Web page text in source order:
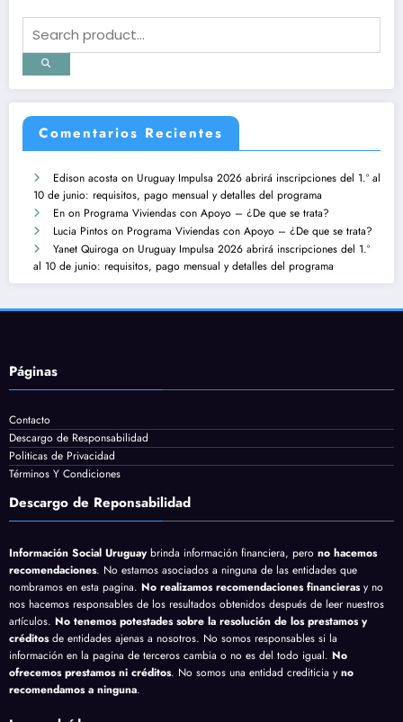
Comentarios Recientes
Edison acosta on Uruguay Impulsa 2026 abrirá inscripciones del 1.º al
10 de junio: requisitos, pago mensual y detalles del programa
En on Programa Viviendas con Apoyo – ¿De que se trata?
Lucia Pintos on Programa Viviendas con Apoyo – ¿De que se trata?
Yanet Quiroga on Uruguay Impulsa 2026 abrirá inscripciones del 1.º
al 10 de junio: requisitos, pago mensual y detalles del programa
Páginas
Contacto
Descargo de Responsabilidad
Politicas de Privacidad
Términos Y Condiciones
Descargo de Reponsabilidad
Información Social Uruguaybrinda información financiera, pero no hacemos
recomendaciones. No estamos asociados a ninguna de las entidades que
nombramos en esta pagina. No realizamos recomendaciones financierasy no
nos hacemos responsables de los resultados obtenidos después de leer nuestros
artículos. No tenemos potestades sobre la resolución de los prestamos y
créditosde entidades ajenas a nosotros. No somos responsables si la
información en la pagina de terceros cambia o no es del todo igual. No
ofrecemos prestamos ni créditos. No somos una entidad crediticia y no
recomendamos a ninguna.